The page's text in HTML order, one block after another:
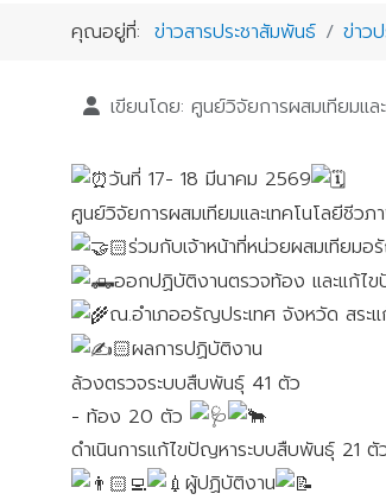
คุณอยู่ที่:ข่าวสารประชาสัมพันธ์ ข่าว
เขียนโดย:ศูนย์วิจัยการผสมเทียมแล
วันที่ 17- 18 มีนาคม 2569
ศูนย์วิจัยการผสมเทียมและเทคโนโลยีชีวภ
ร่วมกับเจ้าหน้าที่หน่วยผสมเทียมอ
ออกปฏิบัติงานตรวจท้อง และแก้ไ
ณ.อำเภออรัญประเทศ จังหวัด สระ
🏻ผลการปฏิบัติงาน
ล้วงตรวจระบบสืบพันธุ์ 41 ตัว
- ท้อง 20 ตัว
ดำเนินการแก้ไขปัญหาระบบสืบพันธุ์ 21 ตั
ผู้ปฏิบัติงาน